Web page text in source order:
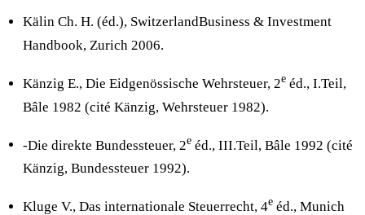
Kälin Ch. H. (éd.), SwitzerlandBusiness & Investment
Handbook, Zurich 2006.
Känzig E., Die Eidgenössische Wehrsteuer, 2e éd., I.Teil,
Bâle 1982 (cité Känzig, Wehrsteuer 1982).
-Die direkte Bundessteuer, 2e éd., III.Teil, Bâle 1992 (cité
Känzig, Bundessteuer 1992).
Kluge V., Das internationale Steuerrecht, 4e éd., Munich